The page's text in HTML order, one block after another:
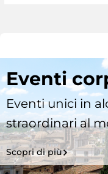
Eventi
Eventi unici in
straordinari al
Scopri di più